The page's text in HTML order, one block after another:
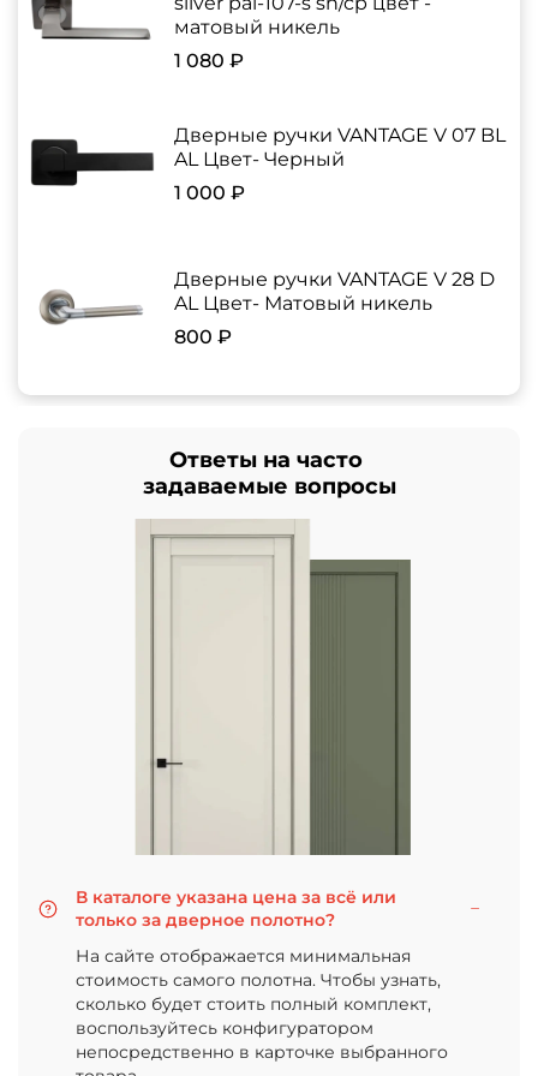
матовый никель
1 080 ₽
Дверные ручки VANTAGE V 07 BL
AL Цвет- Черный
1 000 ₽
Дверные ручки VANTAGE V 28 D
AL Цвет- Матовый никель
800 ₽
Ответы на часто
задаваемые вопросы
В каталоге указана цена за всё или
только за дверное полотно?
На сайте отображается минимальная
стоимость самого полотна. Чтобы узнать,
сколько будет стоить полный комплект,
воспользуйтесь конфигуратором
непосредственно в карточке выбранного